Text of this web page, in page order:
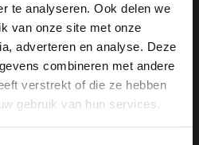
te analyseren. Ook delen we
van onze site met onze
adverteren en analyse. Deze
combineren met andere
verstrekt of die ze hebben
gebruik van hun services.
korting op mijn
bestelling!
op je volgende aankoop en
hoge kortingen door je te
leuke nieuwsbrief! 😀